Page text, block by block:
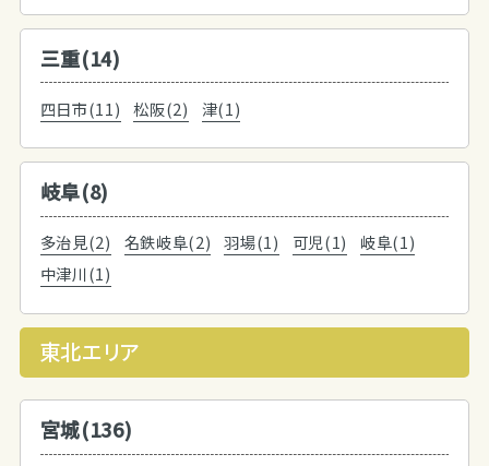
三重(14)
四日市(11) 松阪(2) 津(1)
岐阜(8)
多治見(2) 名鉄岐阜(2) 羽場(1) 可児(1)
岐阜(1)
中津川(1)
東北エリア
宮城(136)